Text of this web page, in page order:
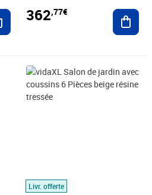
Ajouter au panier
362,77€
Livr. offerte
Prix 518,89€